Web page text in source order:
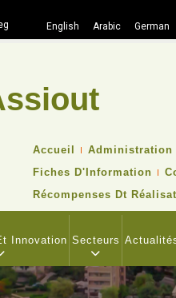
English Arabic German
TOP
NAVIGATION
MENU
Accueil Administration
Fiches D'Information
Récompenses Dt
Innovation Secteurs